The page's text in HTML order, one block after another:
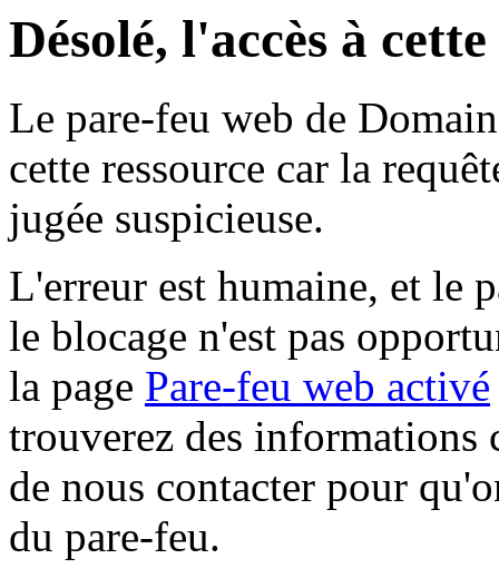
Désolé, l'accès à
Le pare-feu web de
cette ressource car la
jugée suspicieuse.
L'erreur est humaine, et le
le blocage n'est pas
la page Pare-feu web activé
trouverez des informations
de nous contacter pour
du pare-feu.